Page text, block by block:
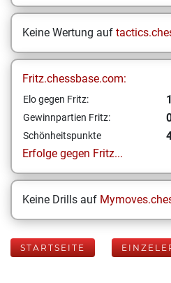
Keine Wertung auf
Fritz.chessbase.com:
Elo gegen Fritz:
Gewinnpartien Fritz:
Schönheitspunkte
Erfolge gegen Fritz...
Keine Drills auf
STARTSEITE